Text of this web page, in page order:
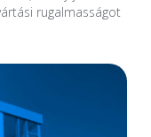
rugalmasságot